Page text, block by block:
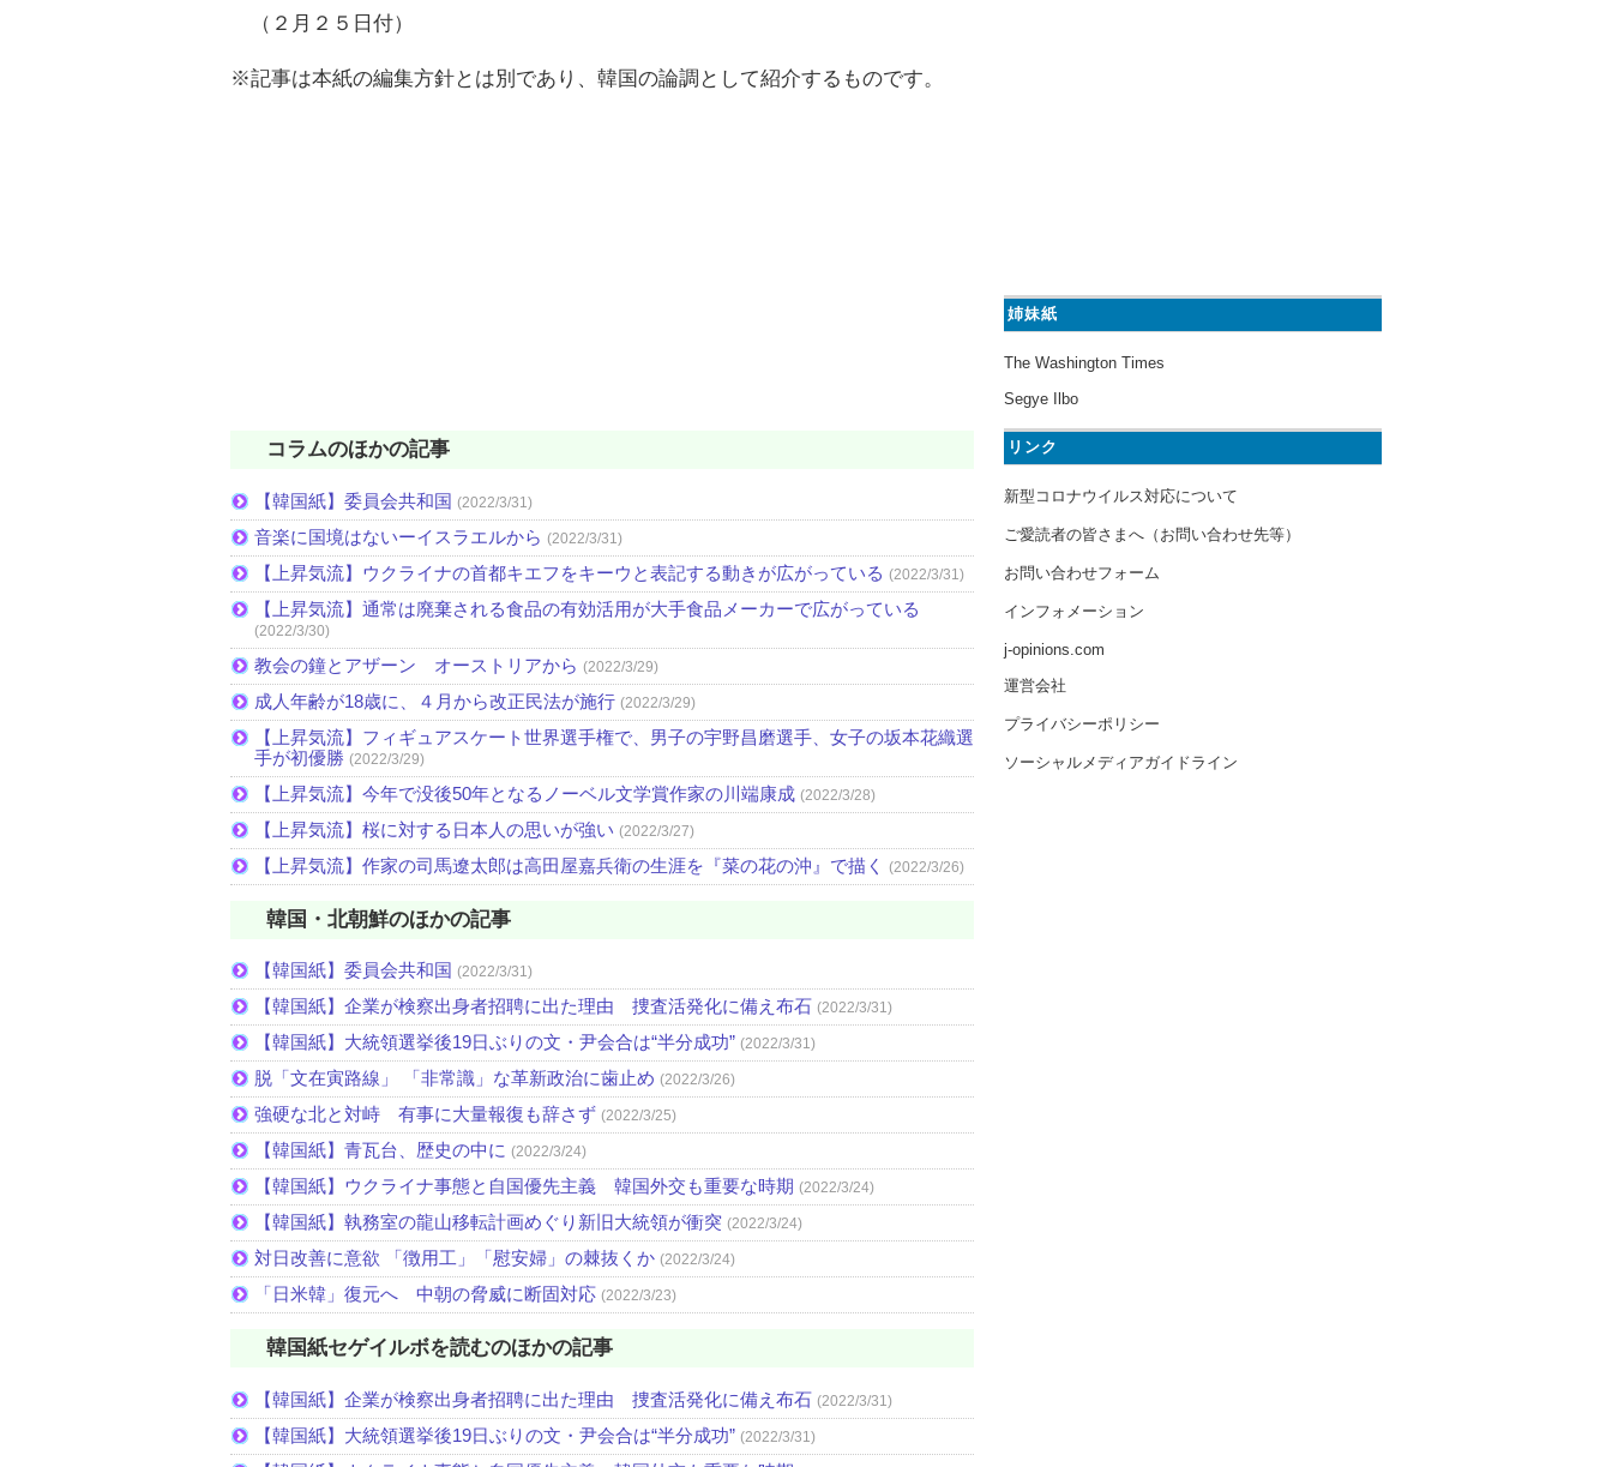
（２月２５日付）
※記事は本紙の編集方針とは別であり、韓国の論調として紹介するものです。
コラムのほかの記事
【韓国紙】委員会共和国 (2022/3/31)
音楽に国境はないーイスラエルから (2022/3/31)
【上昇気流】ウクライナの首都キエフをキーウと表記する動きが広がっている (2022/3/31)
【上昇気流】通常は廃棄される食品の有効活用が大手食品メーカーで広がっている
(2022/3/30)
教会の鐘とアザーン オーストリアから (2022/3/29)
成人年齢が18歳に、４月から改正民法が施行 (2022/3/29)
【上昇気流】フィギュアスケート世界選手権で、男子の宇野昌磨選手、女子の坂本花織選
手が初優勝 (2022/3/29)
【上昇気流】今年で没後50年となるノーベル文学賞作家の川端康成 (2022/3/28)
【上昇気流】桜に対する日本人の思いが強い (2022/3/27)
【上昇気流】作家の司馬遼太郎は高田屋嘉兵衛の生涯を『菜の花の沖』で描く (2022/3/26)
韓国・北朝鮮のほかの記事
【韓国紙】委員会共和国 (2022/3/31)
【韓国紙】企業が検察出身者招聘に出た理由 捜査活発化に備え布石 (2022/3/31)
【韓国紙】大統領選挙後19日ぶりの文・尹会合は“半分成功” (2022/3/31)
脱「文在寅路線」 「非常識」な革新政治に歯止め (2022/3/26)
強硬な北と対峙 有事に大量報復も辞さず (2022/3/25)
【韓国紙】青瓦台、歴史の中に (2022/3/24)
【韓国紙】ウクライナ事態と自国優先主義 韓国外交も重要な時期 (2022/3/24)
【韓国紙】執務室の龍山移転計画めぐり新旧大統領が衝突 (2022/3/24)
対日改善に意欲 「徴用工」「慰安婦」の棘抜くか (2022/3/24)
「日米韓」復元へ 中朝の脅威に断固対応 (2022/3/23)
韓国紙セゲイルボを読むのほかの記事
【韓国紙】企業が検察出身者招聘に出た理由 捜査活発化に備え布石 (2022/3/31)
【韓国紙】大統領選挙後19日ぶりの文・尹会合は“半分成功” (2022/3/31)
姉妹紙
The Washington Times
Segye Ilbo
リンク
新型コロナウイルス対応について
ご愛読者の皆さまへ（お問い合わせ先等）
お問い合わせフォーム
インフォメーション
j-opinions.com
運営会社
プライバシーポリシー
ソーシャルメディアガイドライン